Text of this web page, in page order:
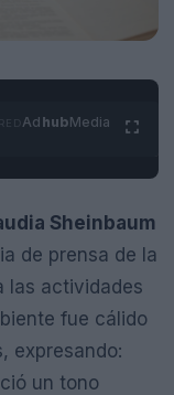
Ad hubMedia
Sheinbaum
de prensa de la
las actividades
fue cálido
expresando:
un tono